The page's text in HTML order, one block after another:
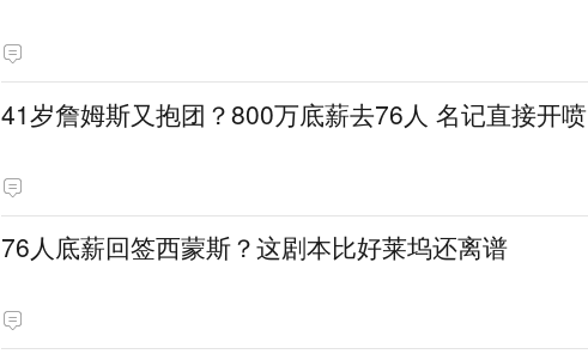
41岁詹姆斯又抱团？800万底薪去76人 名记直接开喷
76人底薪回签西蒙斯？这剧本比好莱坞还离谱